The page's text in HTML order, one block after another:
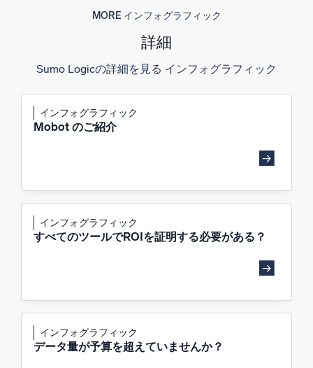
MORE インフォグラフィック
詳細
Sumo Logicの詳細を見る インフォグラフィック
インフォグラフィック
Mobot のご紹介
インフォグラフィック
すべてのツールでROIを証明する必要がある？
インフォグラフィック
データ量が予算を超えていませんか？